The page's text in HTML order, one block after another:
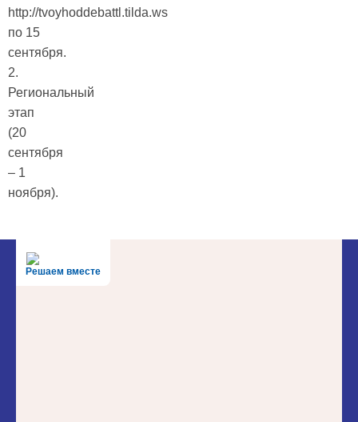
http://tvoyhoddebattl.tilda.ws
по 15
сентября.
2.
Региональный
этап
(20
сентября
– 1
ноября).
Решаем вместе